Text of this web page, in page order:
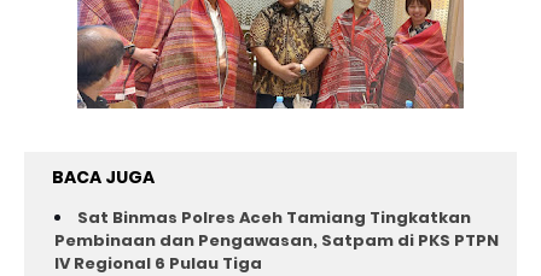
BACA JUGA
Sat Binmas Polres Aceh Tamiang Tingkatkan
Pembinaan dan Pengawasan, Satpam di PKS PTPN
IV Regional 6 Pulau Tiga